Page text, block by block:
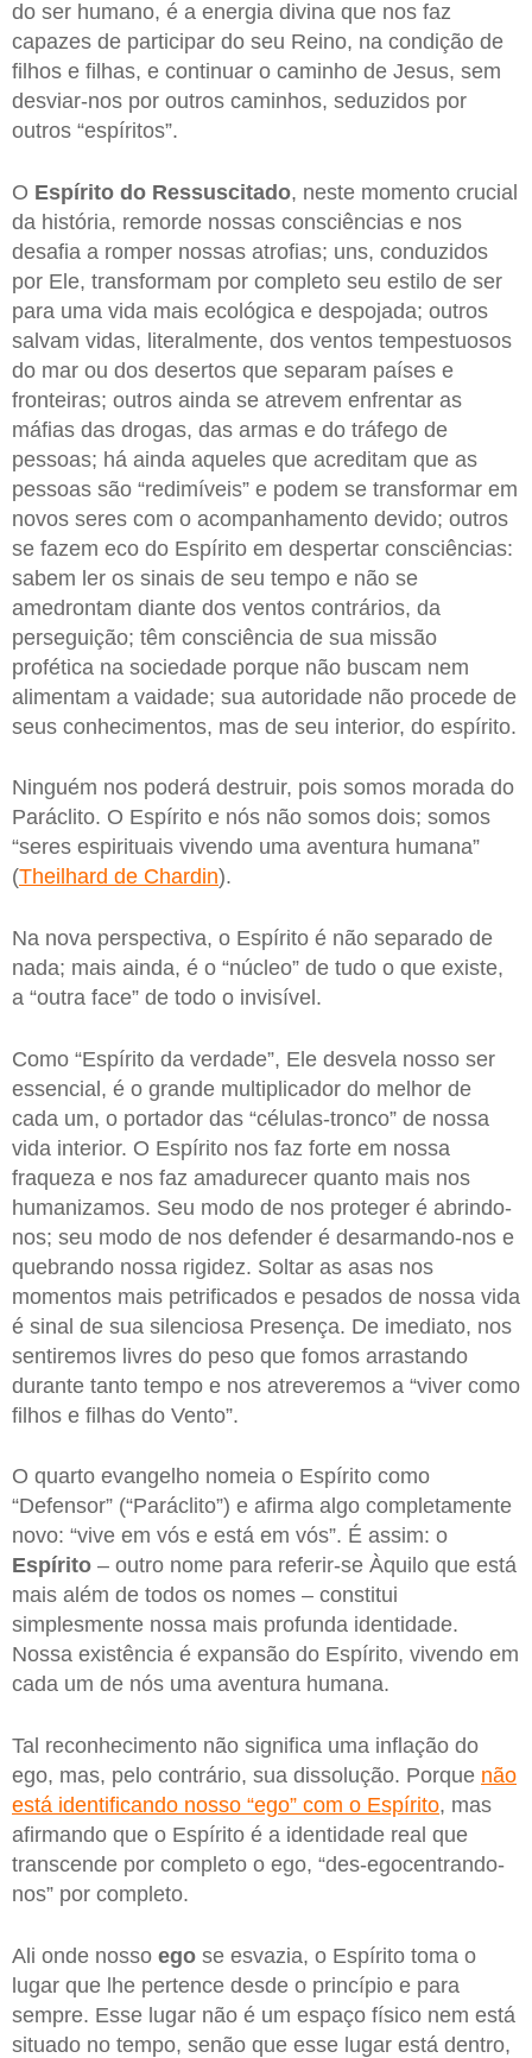
do ser humano, é a energia divina que nos faz
capazes de participar do seu Reino, na condição de
filhos e filhas, e continuar o caminho de Jesus, sem
desviar-nos por outros caminhos, seduzidos por
outros “espíritos”.
O Espírito do Ressuscitado, neste momento crucial
da história, remorde nossas consciências e nos
desafia a romper nossas atrofias; uns, conduzidos
por Ele, transformam por completo seu estilo de ser
para uma vida mais ecológica e despojada; outros
salvam vidas, literalmente, dos ventos tempestuosos
do mar ou dos desertos que separam países e
fronteiras; outros ainda se atrevem enfrentar as
máfias das drogas, das armas e do tráfego de
pessoas; há ainda aqueles que acreditam que as
pessoas são “redimíveis” e podem se transformar em
novos seres com o acompanhamento devido; outros
se fazem eco do Espírito em despertar consciências:
sabem ler os sinais de seu tempo e não se
amedrontam diante dos ventos contrários, da
perseguição; têm consciência de sua missão
profética na sociedade porque não buscam nem
alimentam a vaidade; sua autoridade não procede de
seus conhecimentos, mas de seu interior, do espírito.
Ninguém nos poderá destruir, pois somos morada do
Paráclito. O Espírito e nós não somos dois; somos
“seres espirituais vivendo uma aventura humana”
(Theilhard de Chardin).
Na nova perspectiva, o Espírito é não separado de
nada; mais ainda, é o “núcleo” de tudo o que existe,
a “outra face” de todo o invisível.
Como “Espírito da verdade”, Ele desvela nosso ser
essencial, é o grande multiplicador do melhor de
cada um, o portador das “células-tronco” de nossa
vida interior. O Espírito nos faz forte em nossa
fraqueza e nos faz amadurecer quanto mais nos
humanizamos. Seu modo de nos proteger é abrindo-
nos; seu modo de nos defender é desarmando-nos e
quebrando nossa rigidez. Soltar as asas nos
momentos mais petrificados e pesados de nossa vida
é sinal de sua silenciosa Presença. De imediato, nos
sentiremos livres do peso que fomos arrastando
durante tanto tempo e nos atreveremos a “viver como
filhos e filhas do Vento”.
O quarto evangelho nomeia o Espírito como
“Defensor” (“Paráclito”) e afirma algo completamente
novo: “vive em vós e está em vós”. É assim: o
Espírito – outro nome para referir-se Àquilo que está
mais além de todos os nomes – constitui
simplesmente nossa mais profunda identidade.
Nossa existência é expansão do Espírito, vivendo em
cada um de nós uma aventura humana.
Tal reconhecimento não significa uma inflação do
ego, mas, pelo contrário, sua dissolução. Porque não
está identificando nosso “ego” com o Espírito, mas
afirmando que o Espírito é a identidade real que
transcende por completo o ego, “des-egocentrando-
nos” por completo.
Ali onde nosso ego se esvazia, o Espírito toma o
lugar que lhe pertence desde o princípio e para
sempre. Esse lugar não é um espaço físico nem está
situado no tempo, senão que esse lugar está dentro,